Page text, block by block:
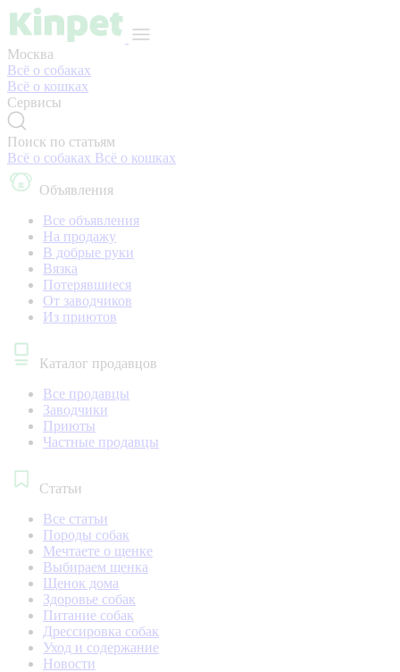
Москва
Всё о собаках
Всё о кошках
Сервисы
Поиск по статьям
Всё о собаках Всё о кошках
Объявления
Все объявления
На продажу
В добрые руки
Вязка
Потерявшиеся
От заводчиков
Из приютов
Каталог продавцов
Все продавцы
Заводчики
Приюты
Частные продавцы
Статьи
Все статьи
Породы собак
Мечтаете о щенке
Выбираем щенка
Щенок дома
Здоровье собак
Питание собак
Дрессировка собак
Уход и содержание
Новости